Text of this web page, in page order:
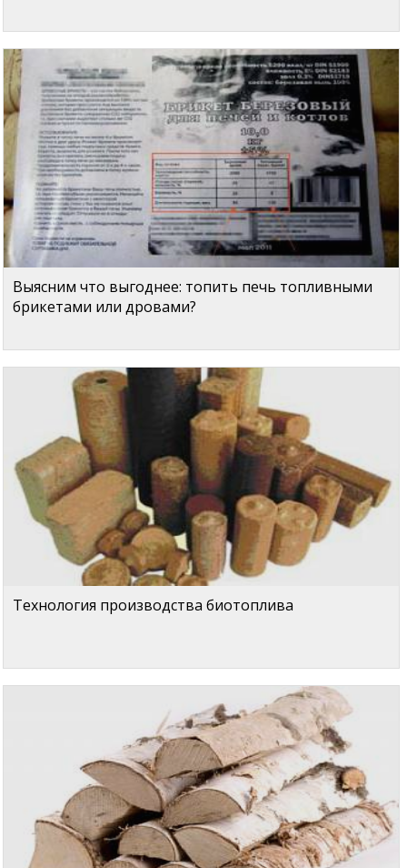
Выясним что выгоднее: топить печь топливными
брикетами или дровами?
Технология производства биотоплива